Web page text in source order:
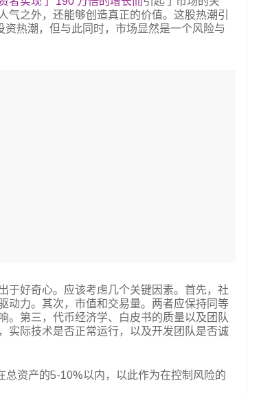
之外，还能够创造真正的价值。这股热潮引
资热潮，但与此同时，市场显然是一个风险与
于好奇心。应该考虑几个关键因素。首先，社
动力。其次，市值和交易量。两者应保持同等
。第三，代币经济学、白皮书的质量以及团队
实际技术是否正常运行，以及开发团队是否诚
总资产的5-10%以内，以此作为在控制风险的